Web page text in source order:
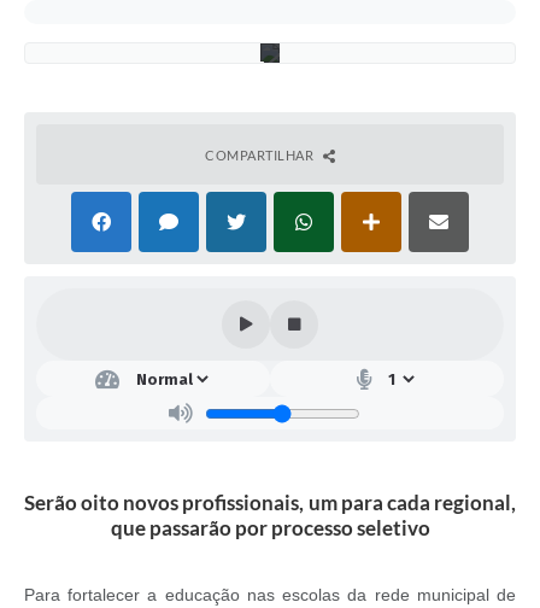
COMPARTILHAR
Serão oito novos profissionais, um para cada regional,
que passarão por processo seletivo
Para fortalecer a educação nas escolas da rede municipal de